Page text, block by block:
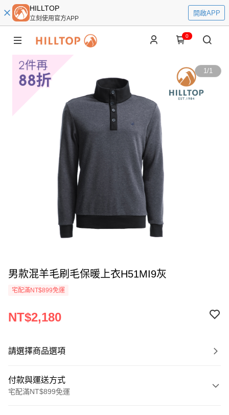
HILLTOP
立刻使用官方APP
開啟APP
0
1/1
男款混羊毛刷毛保暖上衣H51MI9灰
宅配滿NT$899免運
NT$2,180
請選擇商品選項
付款與運送方式
宅配滿NT$899免運